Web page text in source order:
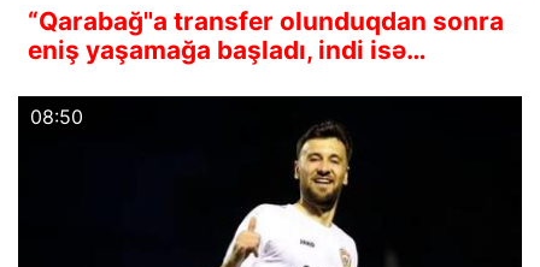
“Qarabağ"a transfer olunduqdan sonra
eniş yaşamağa başladı, indi isə…
08:50